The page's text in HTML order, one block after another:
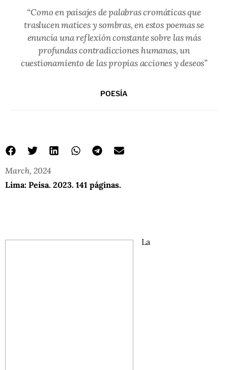
“Como en paisajes de palabras cromáticas que
traslucen matices y sombras, en estos poemas se
enuncia una reflexión constante sobre las más
profundas contradicciones humanas, un
cuestionamiento de las propias acciones y deseos”
POESÍA
March, 2024
Lima: Peisa. 2023. 141 páginas.
La